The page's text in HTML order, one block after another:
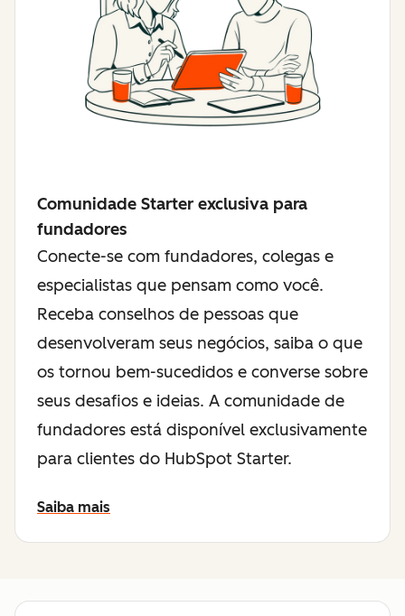
Comunidade Starter exclusiva para
fundadores
Conecte-se com fundadores, colegas e
especialistas que pensam como você.
Receba conselhos de pessoas que
desenvolveram seus negócios, saiba o que
os tornou bem-sucedidos e converse sobre
seus desafios e ideias. A comunidade de
fundadores está disponível exclusivamente
para clientes do HubSpot Starter.
Saiba mais
sobre a comunidade para fundadores